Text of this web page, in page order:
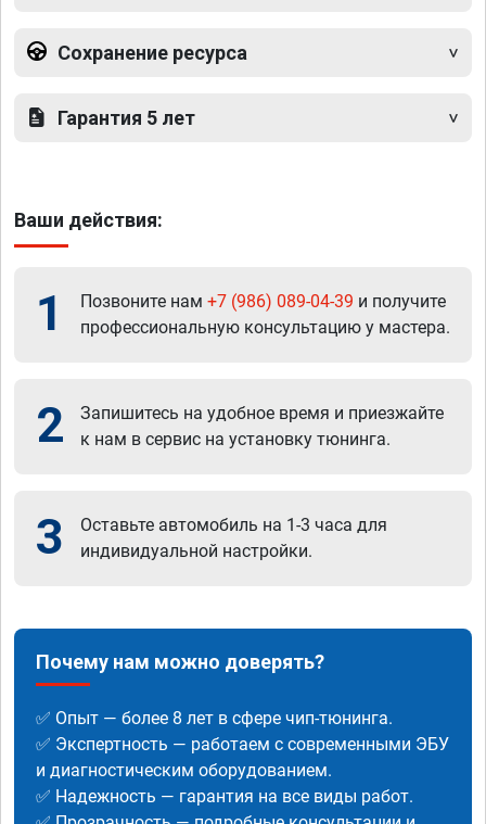
Сохранение ресурса
Гарантия 5 лет
Ваши действия:
1 Позвоните нам +7 (986) 089-04-39 и получите
профессиональную консультацию у мастера.
2
Запишитесь на удобное время и приезжайте
к нам в сервис на установку тюнинга.
3
Оставьте автомобиль на 1-3 часа для
индивидуальной настройки.
Почему нам можно доверять?
✅ Опыт — более 8 лет в сфере чип-тюнинга.
✅ Экспертность — работаем с современными ЭБУ
и диагностическим оборудованием.
✅ Надежность — гарантия на все виды работ.